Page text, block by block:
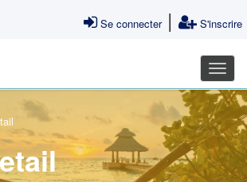
Se connecter| S'inscrire